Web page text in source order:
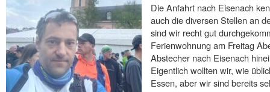
Die Anfahrt nach Eisenach
auch die diversen Stellen an
sind wir recht gut
Ferienwohnung am Freitag
Abstecher nach Eisenach
Eigentlich wollten wir, wie
Essen, aber wir sind bereits